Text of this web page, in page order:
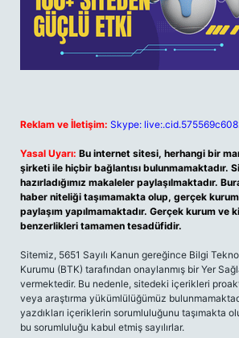
Reklam ve İletişim: Skype:
Yasal Uyarı: Bu internet sitesi, herhangi bir
şirketi ile hiçbir bağlantısı bulunmamaktadır.
hazırladığımız makaleler paylaşılmaktadır.
haber niteliği taşımamakta olup, gerçek
paylaşım yapılmamaktadır. Gerçek kurum ve
benzerlikleri tamamen tesadüfidir.
Sitemiz, 5651 Sayılı Kanun gereğince Bilgi
Kurumu (BTK) tarafından onaylanmış bir Yer
vermektedir. Bu nedenle, sitedeki içerikleri
veya araştırma yükümlülüğümüz
yazdıkları içeriklerin sorumluluğunu taşımakta
bu sorumluluğu kabul etmiş sayılırlar.